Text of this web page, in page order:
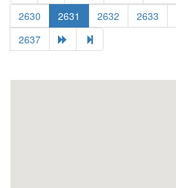
2630
2631 2632 2633
2637